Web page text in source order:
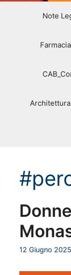
Note
Farmacia
Architettura
12 Giugno 2025